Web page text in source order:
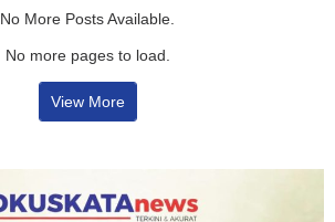
No More Posts Available.
No more pages to load.
View More